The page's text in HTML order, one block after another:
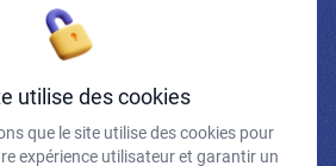
vous à la newsletter
utilise des cookies
que le site utilise des cookies pour
expérience utilisateur et garantir un